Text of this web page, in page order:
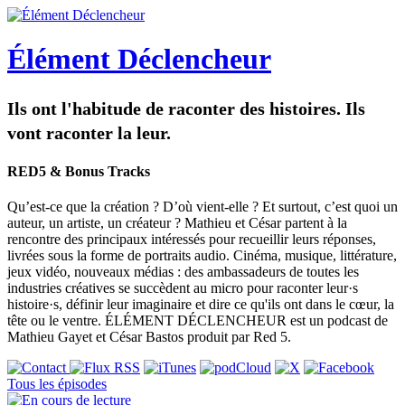
Élément Déclencheur
Ils ont l'habitude de raconter des histoires. Ils
vont raconter la leur.
RED5 & Bonus Tracks
Qu’est-ce que la création ? D’où vient-elle ? Et surtout, c’est quoi un
auteur, un artiste, un créateur ? Mathieu et César partent à la
rencontre des principaux intéressés pour recueillir leurs réponses,
livrées sous la forme de portraits audio. Cinéma, musique, littérature,
jeux vidéo, nouveaux médias : des ambassadeurs de toutes les
industries créatives se succèdent au micro pour raconter leur·s
histoire·s, définir leur imaginaire et dire ce qu'ils ont dans le cœur, la
tête ou le ventre. ÉLÉMENT DÉCLENCHEUR est un podcast de
Mathieu Gayet et César Bastos produit par Red 5.
Tous les épisodes